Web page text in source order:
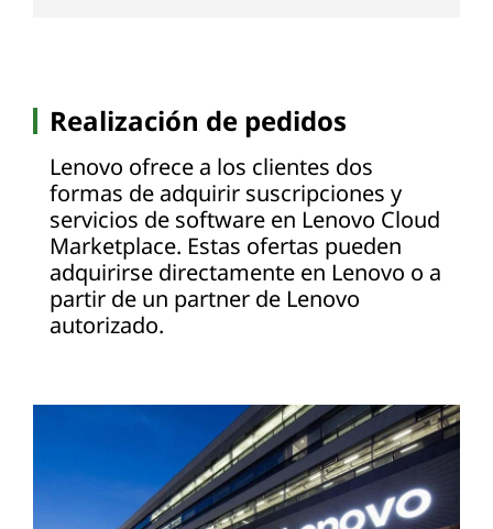
Realización de pedidos
Lenovo ofrece a los clientes dos
formas de adquirir suscripciones y
servicios de software en Lenovo Cloud
Marketplace. Estas ofertas pueden
adquirirse directamente en Lenovo o a
partir de un partner de Lenovo
autorizado.